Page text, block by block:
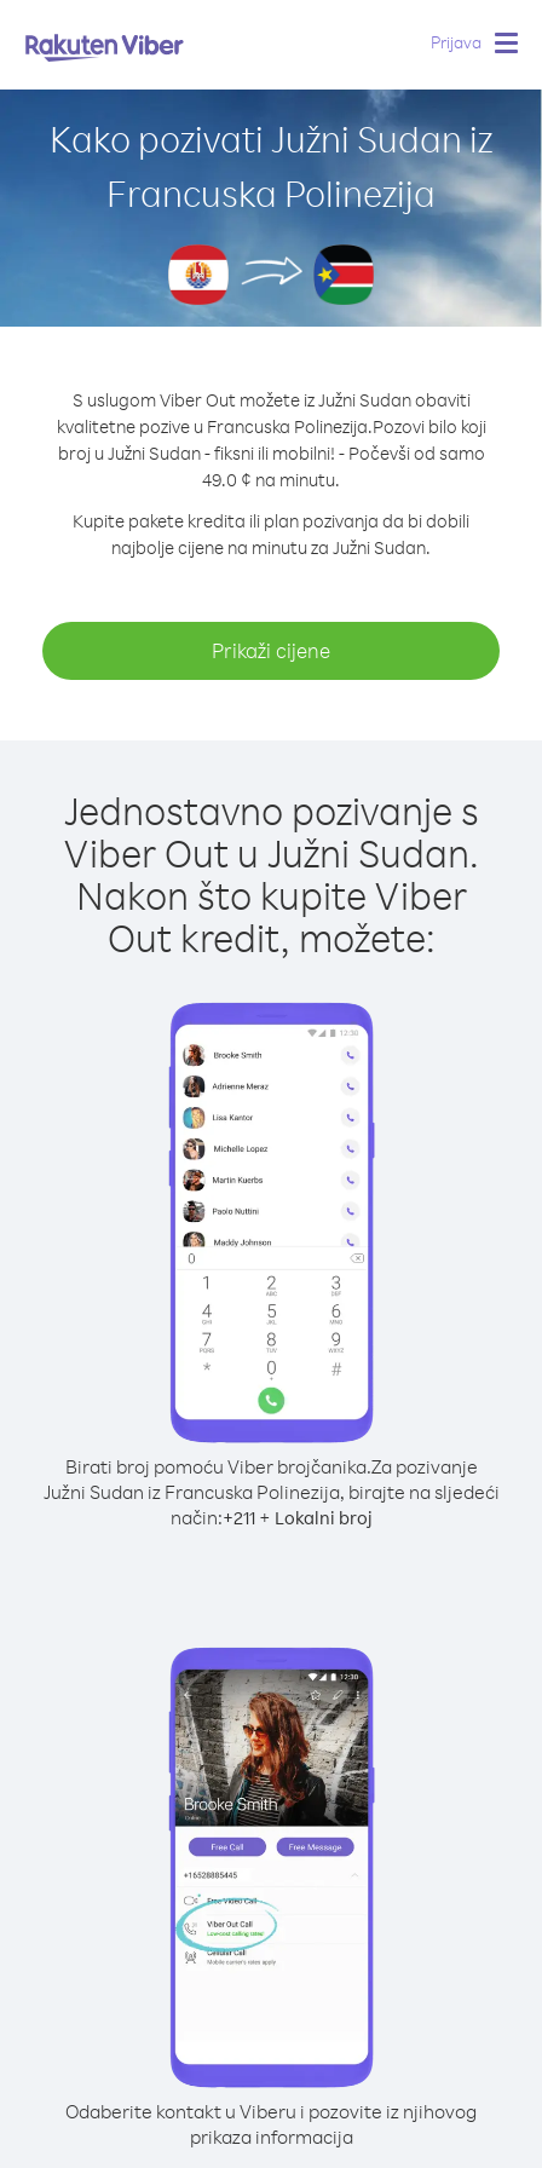
Prijava
Kako pozivati Južni Sudan iz
Francuska Polinezija
S uslugom Viber Out možete iz Južni Sudan obaviti
kvalitetne pozive u Francuska Polinezija.Pozovi bilo koji
broj u Južni Sudan - fiksni ili mobilni! - Počevši od samo
49.0 ¢ na minutu.
Kupite pakete kredita ili plan pozivanja da bi dobili
najbolje cijene na minutu za Južni Sudan.
Prikaži cijene
Jednostavno pozivanje s
Viber Out u Južni Sudan.
Nakon što kupite Viber
Out kredit, možete:
Birati broj pomoću Viber brojčanika.Za pozivanje
Južni Sudan iz Francuska Polinezija, birajte na sljedeći
način:+211+ Lokalni broj
Odaberite kontakt u Viberu i pozovite iz njihovog
prikaza informacija